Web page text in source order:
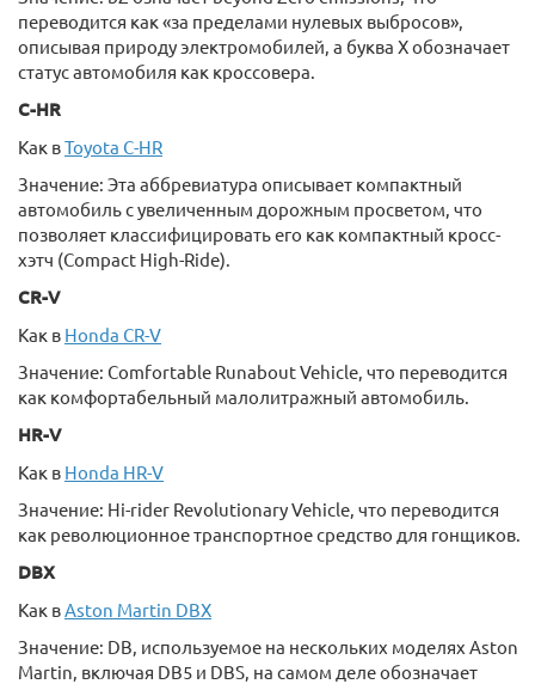
переводится как «за пределами нулевых выбросов»,
описывая природу электромобилей, а буква X обозначает
статус автомобиля как кроссовера.
C-HR
Как вToyota C-HR
Значение: Эта аббревиатура описывает компактный
автомобиль с увеличенным дорожным просветом, что
позволяет классифицировать его как компактный кросс-
хэтч (Compact High-Ride).
CR-V
Как в Honda CR-V
Значение: Comfortable Runabout Vehicle, что переводится
как комфортабельный малолитражный автомобиль.
HR-V
Как в Honda HR-V
Значение: Hi-rider Revolutionary Vehicle, что переводится
как революционное транспортное средство для гонщиков.
DBX
Как вAston Martin DBX
Значение: DB, используемое на нескольких моделях Aston
Martin, включая DB5 и DBS, на самом деле обозначает